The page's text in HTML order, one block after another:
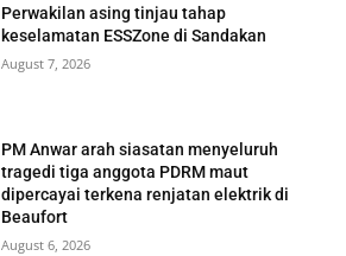
Perwakilan asing tinjau tahap
keselamatan ESSZone di Sandakan
August 7, 2026
PM Anwar arah siasatan menyeluruh
tragedi tiga anggota PDRM maut
dipercayai terkena renjatan elektrik di
Beaufort
August 6, 2026